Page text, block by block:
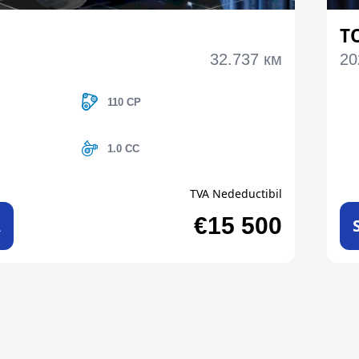
32.737 км
110 CP
1.0 CC
TVA Nedeductibil
€15 500